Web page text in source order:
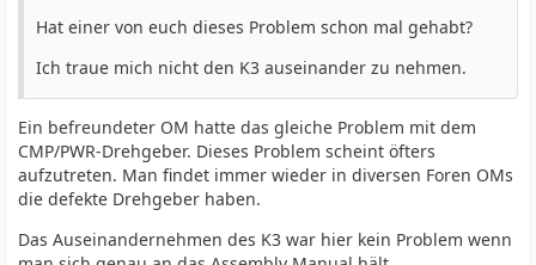
Hat einer von euch dieses Problem schon mal gehabt?
Ich traue mich nicht den K3 auseinander zu nehmen.
Ein befreundeter OM hatte das gleiche Problem mit dem
CMP/PWR-Drehgeber. Dieses Problem scheint öfters
aufzutreten. Man findet immer wieder in diversen Foren OMs
die defekte Drehgeber haben.
Das Auseinandernehmen des K3 war hier kein Problem wenn